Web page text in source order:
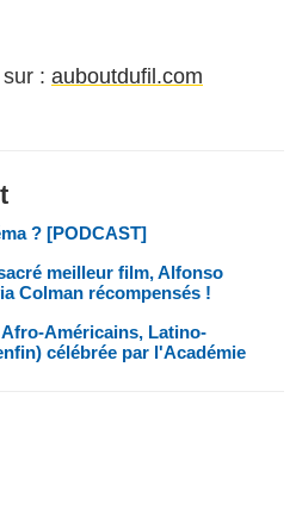
: auboutdufil.com
? [PODCAST]
meilleur film, Alfonso
Colman récompensés !
Américains, Latino-
célébrée par l'Académie